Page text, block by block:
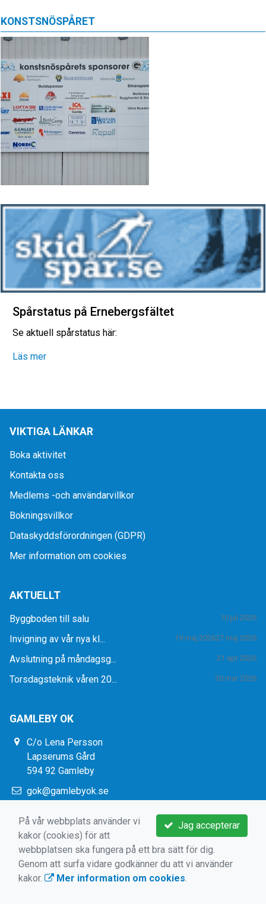
KONSTSNÖSPÅRET
Spårstatus på Ernebergsfältet
Se aktuell spårstatus här:
Läs mer
VIKTIGA LÄNKAR
Boka aktivitet
Kontakta oss
Medlems -och användarvillkor
Bokningsvillkor
Dataskyddsförordningen (GDPR)
Mer information om cookies
AKTUELLT
Byggboden till salu 10 jul 2026
27 maj 2026
Invigning av vår nya kl... 19 maj 2026
Avslutning på måndagsg... 21 apr 2026
Torsdagsteknik våren 20... 30 mar 2026
GAMLEBY OK
C/o Lena Persson
Lapserums Gård
594 92 Gamleby
gok@gamlebyok.se
Jag accepterar
På vår webbplats använder vi
kakor (cookies) för att
webbplatsen ska fungera på ett bra sätt för dig.
Genom att surfa vidare godkänner du att vi använder
kakor.
Mer information om cookies.